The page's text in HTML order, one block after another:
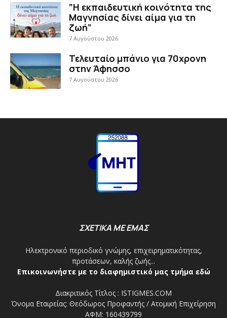
”Η εκπαιδευτική κοινότητα της
Μαγνησίας δίνει αίμα για τη
ζωή”
7 Αυγούστου 2026
Τελευταίο μπάνιο για 70χρονη
στην Άφησσο
7 Αυγούστου 2026
ΣΧΕΤΙΚΑ ΜΕ ΕΜΑΣ
Ηλεκτρονικό περιοδικό γνώμης, επιχειρηματικότητας,
προτάσεων, καλής ζωής...
Επικοινωνήστε με το διαφημιστικό μας τμήμα εδώ
Διακριτικός Τίτλος : ISTIGMES.COM
Όνομα Εταιρείας: Θεόδωρος Προφαντής / Ατομική Επιχείρηση
ΑΦΜ: 160439799